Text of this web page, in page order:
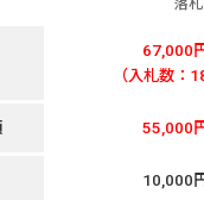
落札
67,000
（入札数：
55,000
10,000